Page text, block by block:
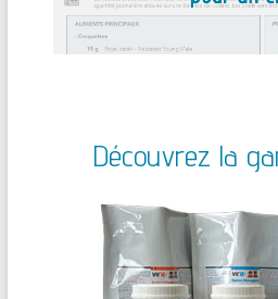
Découvrez la